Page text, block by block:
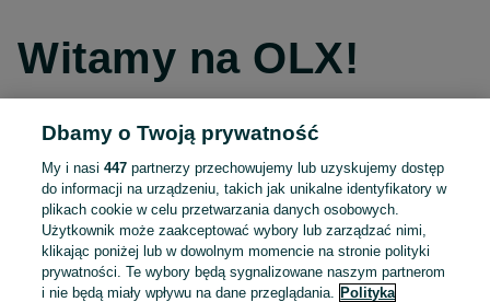
Witamy na OLX!
Kontynuuj przez Facebooka
Kontynuuj przez konto Apple
Kontynuuj przez konto Google
Dbamy o Twoją prywatność
My i nasi447 partnerzy przechowujemy lub uzyskujemy dostęp
do informacji na urządzeniu, takich jak unikalne identyfikatory w
plikach cookie w celu przetwarzania danych osobowych.
Użytkownik może zaakceptować wybory lub zarządzać nimi,
klikając poniżej lub w dowolnym momencie na stronie polityki
prywatności. Te wybory będą sygnalizowane naszym partnerom
i nie będą miały wpływu na dane przeglądania.
Polityka